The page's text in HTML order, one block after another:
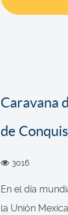
Caravana
de
3016
En el día
la Unión